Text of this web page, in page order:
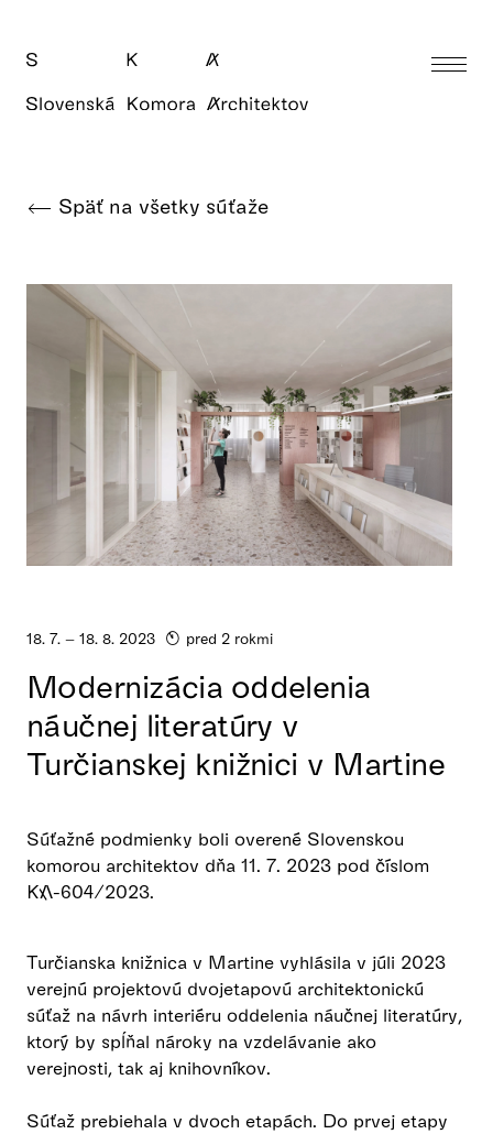
Späť na všetky súťaže
18. 7. – 18. 8. 2023 pred 2 rokmi
Modernizácia oddelenia
náučnej literatúry v
Turčianskej knižnici v Martine
Súťažné podmienky boli overené Slovenskou
komorou architektov dňa 11. 7. 2023 pod číslom
KA-604/2023.
Turčianska knižnica v Martine vyhlásila v júli 2023
verejnú projektovú dvojetapovú architektonickú
súťaž na návrh interiéru oddelenia náučnej literatúry,
ktorý by spĺňal nároky na vzdelávanie ako
verejnosti, tak aj knihovníkov.
Súťaž prebiehala v dvoch etapách. Do prvej etapy